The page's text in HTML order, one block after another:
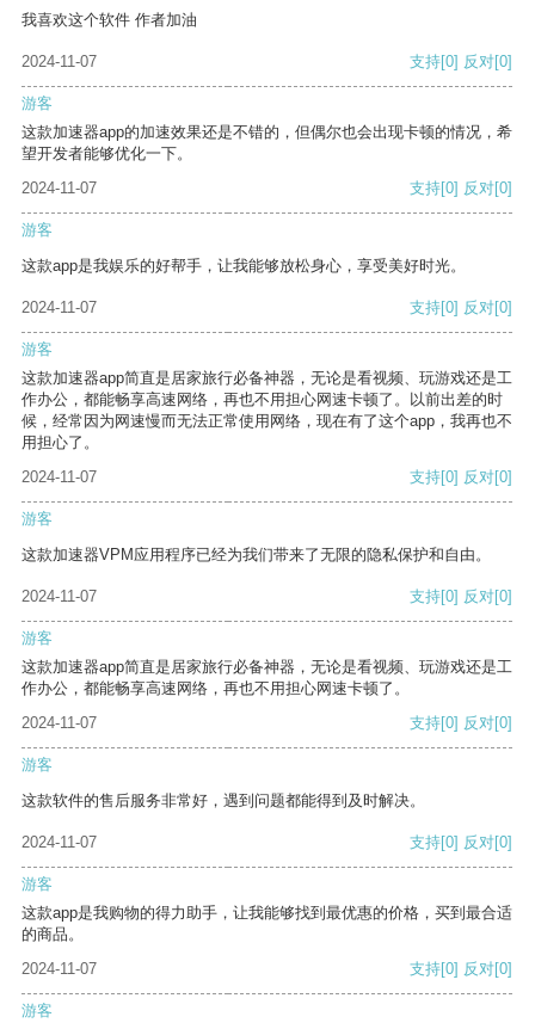
我喜欢这个软件 作者加油
2024-11-07 支持[0] 反对[0]
游客
这款加速器app的加速效果还是不错的，但偶尔也会出现卡顿的情况，希
望开发者能够优化一下。
2024-11-07
支持[0] 反对[0]
游客
这款app是我娱乐的好帮手，让我能够放松身心，享受美好时光。
2024-11-07 支持[0] 反对[0]
游客
这款加速器app简直是居家旅行必备神器，无论是看视频、玩游戏还是工
作办公，都能畅享高速网络，再也不用担心网速卡顿了。以前出差的时
候，经常因为网速慢而无法正常使用网络，现在有了这个app，我再也不
用担心了。
2024-11-07
支持[0] 反对[0]
游客
这款加速器VPM应用程序已经为我们带来了无限的隐私保护和自由。
2024-11-07 支持[0] 反对[0]
游客
这款加速器app简直是居家旅行必备神器，无论是看视频、玩游戏还是工
作办公，都能畅享高速网络，再也不用担心网速卡顿了。
2024-11-07
支持[0] 反对[0]
游客
这款软件的售后服务非常好，遇到问题都能得到及时解决。
2024-11-07 支持[0] 反对[0]
游客
这款app是我购物的得力助手，让我能够找到最优惠的价格，买到最合适
的商品。
2024-11-07
支持[0] 反对[0]
游客